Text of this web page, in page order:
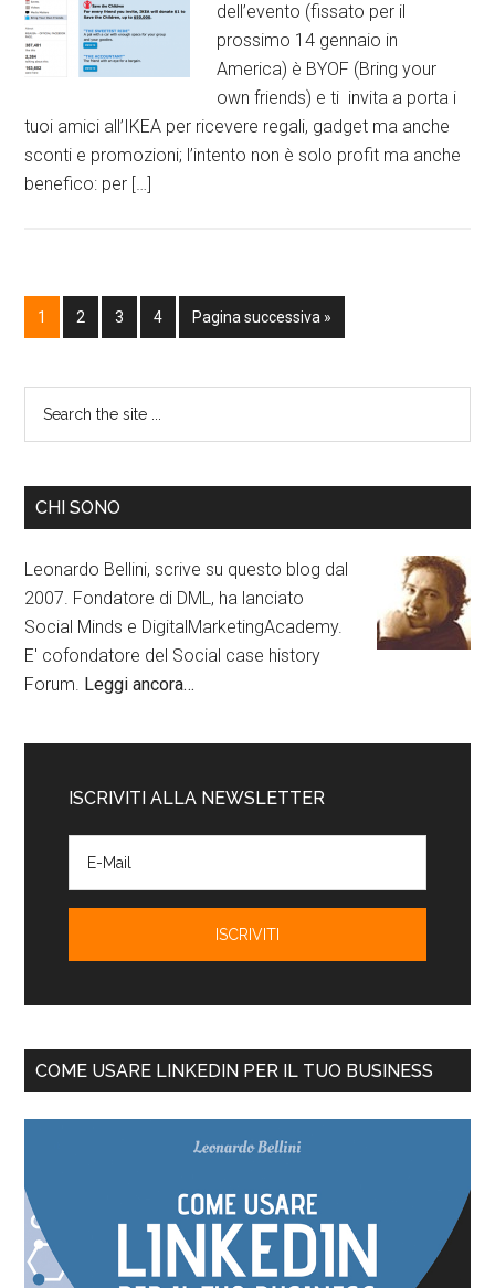
dell’evento (fissato per il
prossimo 14 gennaio in
America) è BYOF (Bring your
own friends) e ti invita a porta i
tuoi amici all’IKEA per ricevere regali, gadget ma anche
sconti e promozioni; l’intento non è solo profit ma anche
benefico: per […]
1 2 3 4 Pagina successiva »
CHI SONO
Leonardo Bellini, scrive su questo blog dal
2007. Fondatore di DML, ha lanciato
Social Minds e DigitalMarketingAcademy.
E' cofondatore del Social case history
Forum. Leggi ancora…
ISCRIVITI ALLA NEWSLETTER
COME USARE LINKEDIN PER IL TUO BUSINESS